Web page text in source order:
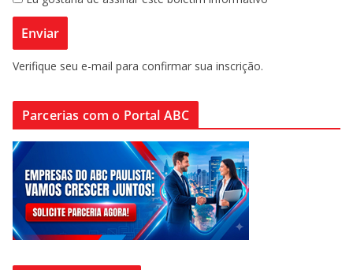
Verifique seu e-mail para confirmar sua inscrição.
Parcerias com o Portal ABC